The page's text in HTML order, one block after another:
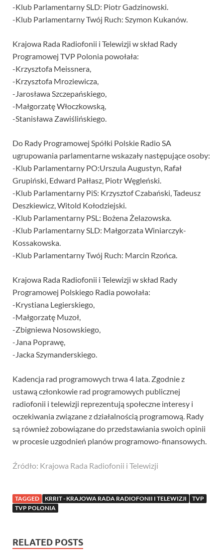
-Klub Parlamentarny SLD: Piotr Gadzinowski.
-Klub Parlamentarny Twój Ruch: Szymon Kukanów.
Krajowa Rada Radiofonii i Telewizji w skład Rady
Programowej TVP Polonia powołała:
-Krzysztofa Meissnera,
-Krzysztofa Mroziewicza,
-Jarosława Szczepańskiego,
-Małgorzatę Włoczkowską,
-Stanisława Zawiślińskiego.
Do Rady Programowej Spółki Polskie Radio SA
ugrupowania parlamentarne wskazały następujące osoby:
-Klub Parlamentarny PO:Urszula Augustyn, Rafał
Grupiński, Edward Pałłasz, Piotr Węgleński.
-Klub Parlamentarny PiS: Krzysztof Czabański, Tadeusz
Deszkiewicz, Witold Kołodziejski.
-Klub Parlamentarny PSL: Bożena Żelazowska.
-Klub Parlamentarny SLD: Małgorzata Winiarczyk-
Kossakowska.
-Klub Parlamentarny Twój Ruch: Marcin Rzońca.
Krajowa Rada Radiofonii i Telewizji w skład Rady
Programowej Polskiego Radia powołała:
-Krystiana Legierskiego,
-Małgorzatę Muzoł,
-Zbigniewa Nosowskiego,
-Jana Poprawę,
-Jacka Szymanderskiego.
Kadencja rad programowych trwa 4 lata. Zgodnie z
ustawą członkowie rad programowych publicznej
radiofonii i telewizji reprezentują społeczne interesy i
oczekiwania związane z działalnością programową. Rady
są również zobowiązane do przedstawiania swoich opinii
w procesie uzgodnień planów programowo-finansowych.
Źródło: Krajowa Rada Radiofonii i Telewizji
TAGGED KRRIT - KRAJOWA RADA RADIOFONII I TELEWIZJI
TVP
TVP POLONIA
RELATED POSTS